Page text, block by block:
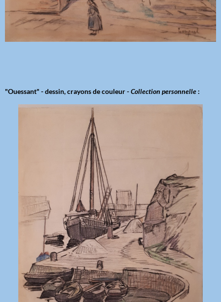
"Ouessant" - dessin, crayons de couleur -Collection personnelle :